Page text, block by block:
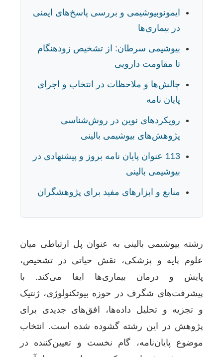
ایمونوبیوشیمی و بررسی پاسخ‌های ایمنی
در بیماری‌ها
بیوشیمی سرطان: از تشخیص زودهنگام
تا مقاومت دارویی
چالش‌ها و ملاحظات در انتخاب و اجرای
پایان نامه
رویکردهای نوین در روش‌شناسی
پژوهش‌های بیوشیمی بالینی
113 عنوان پایان نامه بروز و پیشنهادی در
بیوشیمی بالینی
منابع و ابزارهای مفید برای پژوهشگران
رشته بیوشیمی بالینی به عنوان پل ارتباطی میان
علوم پایه و پزشکی، نقش حیاتی در تشخیص،
پایش و درمان بیماری‌ها ایفا می‌کند. با
پیشرفت‌های شگرف در حوزه بیوتکنولوژی، ژنتیک
و تجزیه و تحلیل داده‌ها، افق‌های جدیدی برای
پژوهش در این رشته گشوده شده است. انتخاب
موضوع پایان‌نامه، گام نخست و تعیین‌کننده در